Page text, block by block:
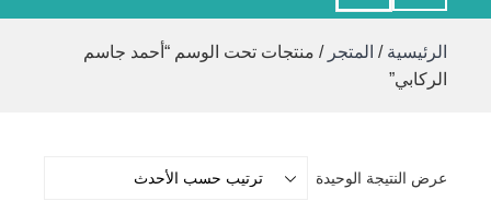
الرئيسية / المتجر / منتجات تحت الوسم “أحمد جاسم
الركابي”
عرض النتيجة الوحيدة